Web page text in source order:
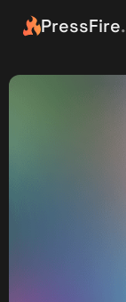
PressFire